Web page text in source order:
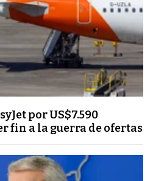
por US$7.590
fin a la guerra de ofertas